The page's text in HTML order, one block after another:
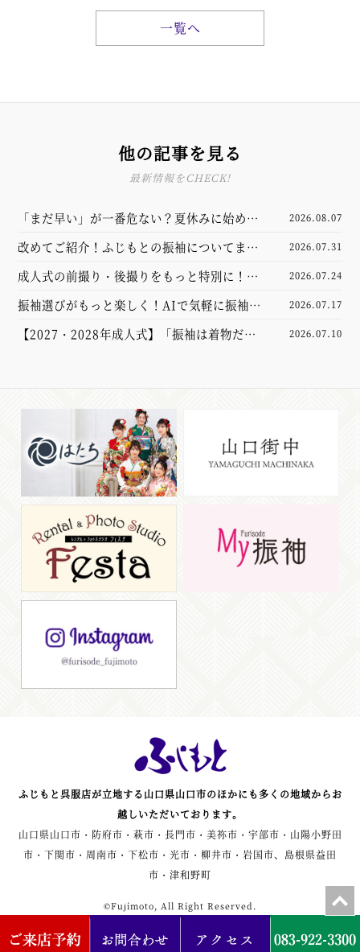
一覧へ
他の記事を見る
最新情報をCHECK!
「まだ早い」が一番危ない？夏休みに始める
振袖選び完全ガイド
2026.08.07
改めてご紹介！ふじもとの振袖についてまと
めました
2026.07.31
成人式の前撮り・後撮りをもっと特別に！新
しくなった撮影スタジオをご紹介
2026.07.24
振袖選びがもっと楽しく！AIで気軽に振袖試
着体験してみませんか？【山口市】
2026.07.17
【2027・2028年成人式】「振袖は着物だけ
2026.07.10
ふじもと呉服店が立地する山口県山口市のほかにも多くの地域からお
越しいただいております。
山口県山口市・防府市・萩市・長門市・美祢市・宇部市・山陽小野田
市・下関市・周南市・下松市・光市・柳井市・岩国市、島根県益田
市・津和野町
©Fujimoto, All Right Reserved.